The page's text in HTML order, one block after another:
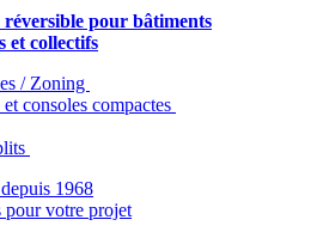
pour bâtiments
et collectifs
/ Zoning
consoles compactes
1968
pour votre projet